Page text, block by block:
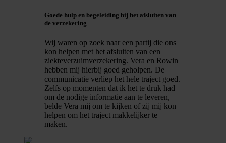
Goede hulp en begeleiding bij het afsluiten van
de verzekering
Wij waren op zoek naar een partij die ons
kon helpen met het afsluiten van een
ziekteverzuimverzekering. Vera en Rowin
hebben mij hierbij goed geholpen. De
communicatie verliep het hele traject goed.
Zelfs op momenten dat ik het te druk had
om de nodige informatie aan te leveren,
belde Vera mij om te kijken of zij mij kon
helpen om het traject makkelijker te
maken.